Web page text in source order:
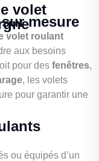
volet
mesure
volet roulant
aux besoins
pour des fenêtres,
, les volets
pour garantir une
ou équipés d’un